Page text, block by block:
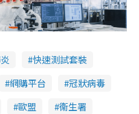
快速測試套裝
網購平台
冠狀病毒
歐盟 衞生署